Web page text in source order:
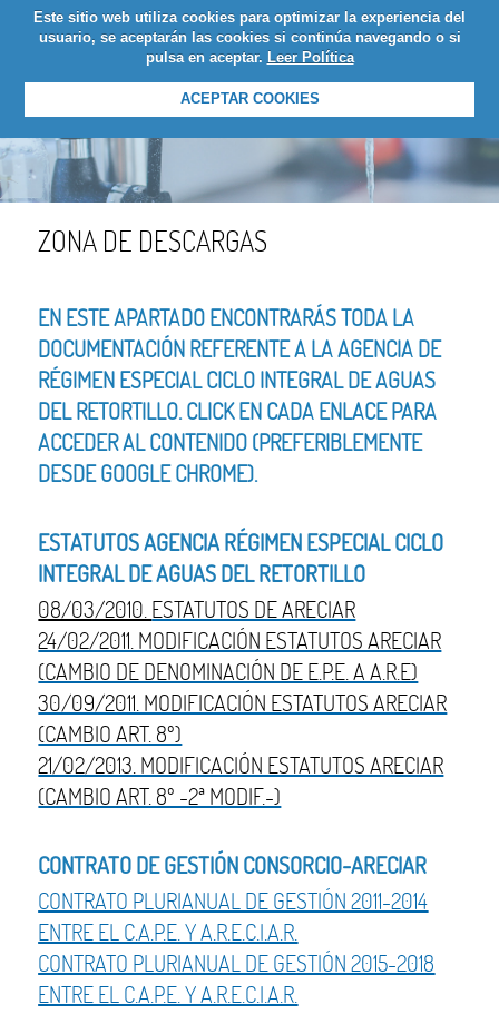
Este sitio web utiliza cookies para optimizar la experiencia del
usuario, se aceptarán las cookies si continúa navegando o si
pulsa en aceptar. Leer Política
ACEPTAR COOKIES
LOGIN
ZONA DE DESCARGAS
EN ESTE APARTADO ENCONTRARÁS TODA LA
DOCUMENTACIÓN REFERENTE A LA AGENCIA DE
RÉGIMEN ESPECIAL CICLO INTEGRAL DE AGUAS
DEL RETORTILLO. CLICK EN CADA ENLACE PARA
ACCEDER AL CONTENIDO (PREFERIBLEMENTE
DESDE GOOGLE CHROME).
ESTATUTOS AGENCIA RÉGIMEN ESPECIAL CICLO
INTEGRAL DE AGUAS DEL RETORTILLO
08/03/2010. ESTATUTOS DE ARECIAR
24/02/2011. MODIFICACIÓN ESTATUTOS ARECIAR
(CAMBIO DE DENOMINACIÓN DE E.P.E. A A.R.E)
30/09/2011. MODIFICACIÓN ESTATUTOS ARECIAR
(CAMBIO ART. 8º)
21/02/2013. MODIFICACIÓN ESTATUTOS ARECIAR
(CAMBIO ART. 8º -2ª MODIF.-)
CONTRATO DE GESTIÓN CONSORCIO-ARECIAR
CONTRATO PLURIANUAL DE GESTIÓN 2011-2014
ENTRE EL C.A.P.E. Y A.R.E.C.I.A.R.
CONTRATO PLURIANUAL DE GESTIÓN 2015-2018
ENTRE EL C.A.P.E. Y A.R.E.C.I.A.R.